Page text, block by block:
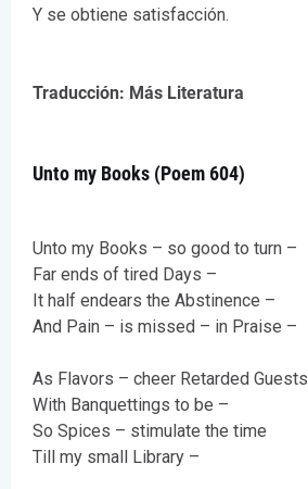
Y se obtiene satisfacción.
Traducción: Más Literatura
Unto my Books (Poem 604)
Unto my Books – so good to turn –
Far ends of tired Days –
It half endears the Abstinence –
And Pain – is missed – in Praise –
As Flavors – cheer Retarded Guests
With Banquettings to be –
So Spices – stimulate the time
Till my small Library –